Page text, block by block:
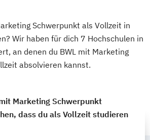
Schwerpunkt als Vollzeit in
Wir haben für dich 7 Hochschulen in
an denen du BWL mit Marketing
absolvieren kannst.
Marketing Schwerpunkt
dass du als Vollzeit studieren